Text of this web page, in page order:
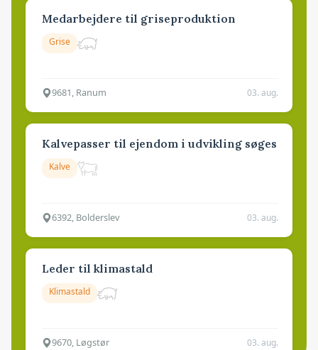
Medarbejdere til griseproduktion
Grise
9681, Ranum 03. aug.
Kalvepasser til ejendom i udvikling søges
Kalve
6392, Bolderslev 03. aug.
Leder til klimastald
Klimastald
9670, Løgstør 03. aug.